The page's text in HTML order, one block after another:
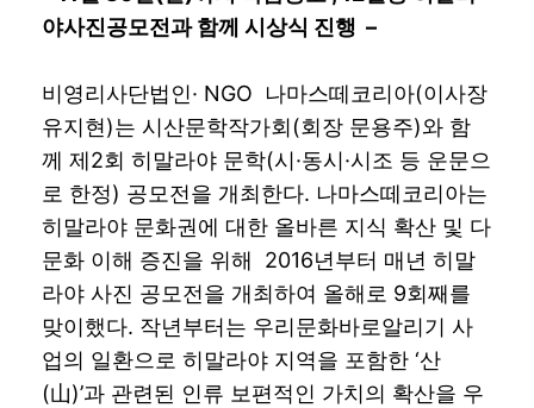
야사진공모전과 함께 시상식 진행 –
비영리사단법인· NGO 나마스떼코리아(이사장
유지현)는 시산문학작가회(회장 문용주)와 함
께 제2회 히말라야 문학(시·동시·시조 등 운문으
로 한정) 공모전을 개최한다. 나마스떼코리아는
히말라야 문화권에 대한 올바른 지식 확산 및 다
문화 이해 증진을 위해 2016년부터 매년 히말
라야 사진 공모전을 개최하여 올해로 9회째를
맞이했다. 작년부터는 우리문화바로알리기 사
업의 일환으로 히말라야 지역을 포함한 ‘산
(山)’과 관련된 인류 보편적인 가치의 확산을 우